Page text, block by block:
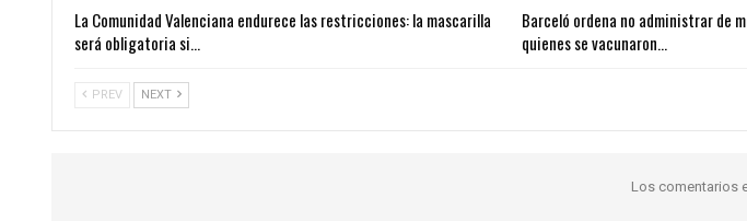
La Comunidad Valenciana endurece las restricciones: la mascarilla
será obligatoria si…
Barceló ordena no administrar de
quienes se vacunaron…
PREV NEXT
Los comentarios